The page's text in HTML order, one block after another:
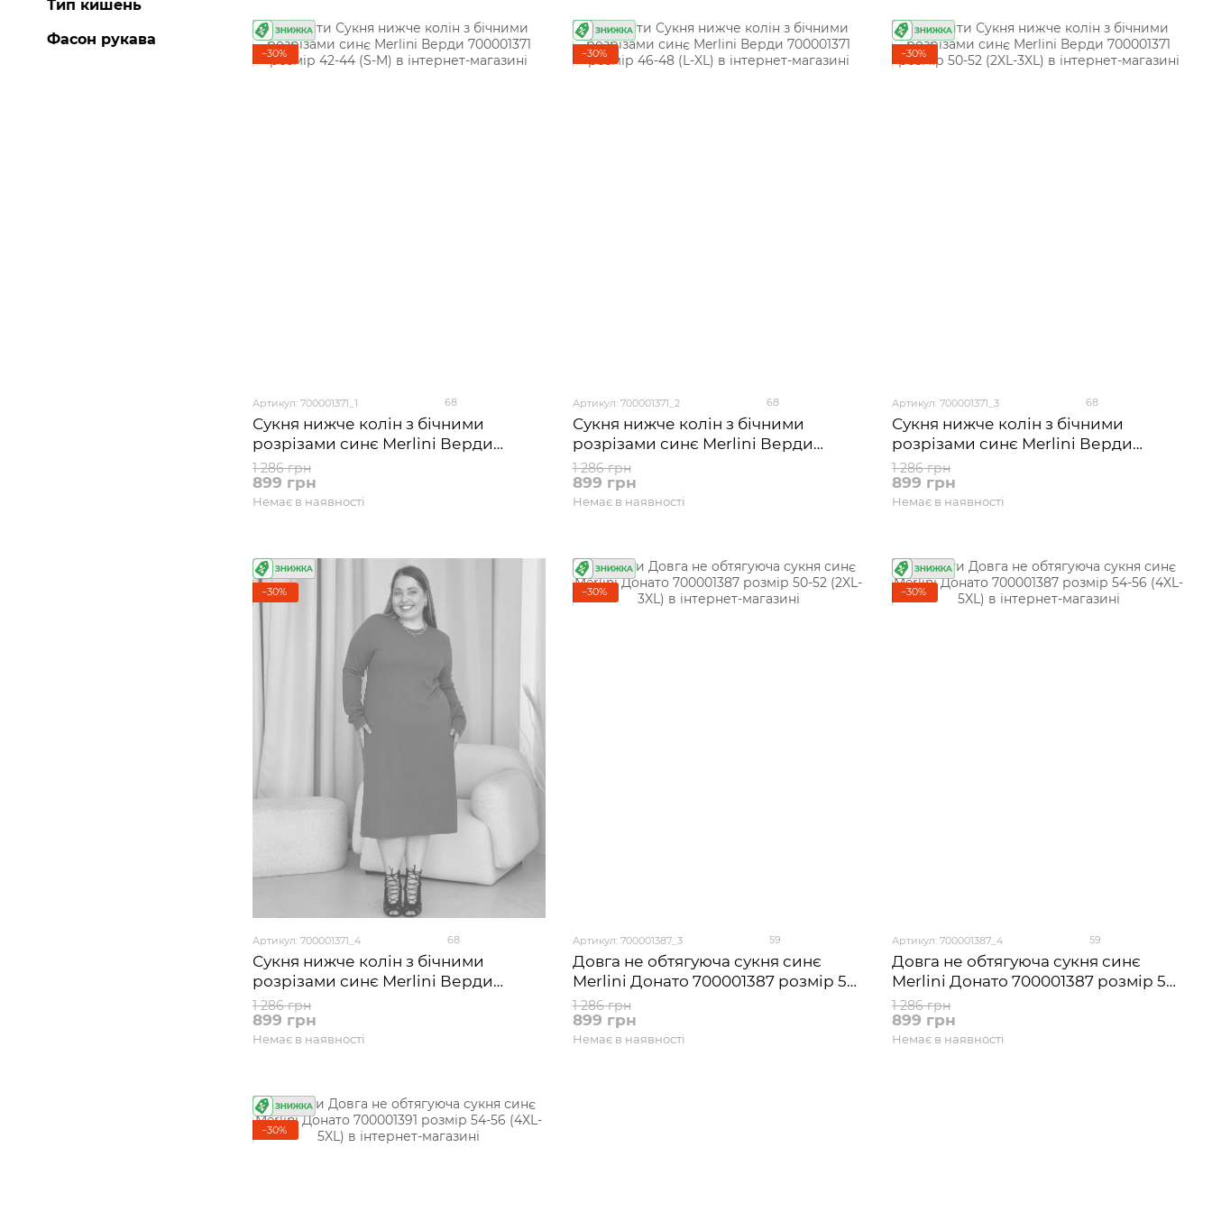
−30%
Артикул: 700001371_1 68
Сукня нижче колін з бічними
розрізами синє Merlini Верди
700001371 розмір 42-44 (S-M)
1 286 грн
899 грн
Немає в наявності
−30%
Артикул: 700001371_2 68
Сукня нижче колін з бічними
розрізами синє Merlini Верди
700001371 розмір 46-48 (L-XL)
1 286 грн
899 грн
Немає в наявності
−30%
Артикул: 700001371_3 68
Сукня нижче колін з бічними
розрізами синє Merlini Верди
700001371 розмір 50-52 (2XL-3XL)
1 286 грн
899 грн
Немає в наявності
−30%
Артикул: 700001371_4 68
Сукня нижче колін з бічними
розрізами синє Merlini Верди
700001371 розмір 54-56 (4XL-5XL)
1 286 грн
899 грн
Немає в наявності
−30%
Артикул: 700001387_3 59
Довга не обтягуюча сукня синє
Merlini Донато 700001387 розмір 50-
52 (2XL-3XL)
1 286 грн
899 грн
Немає в наявності
−30%
Артикул: 700001387_4 59
Довга не обтягуюча сукня синє
Merlini Донато 700001387 розмір 54-
56 (4XL-5XL)
1 286 грн
899 грн
Немає в наявності
−30%
Тип кишень
Фасон рукава